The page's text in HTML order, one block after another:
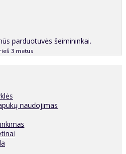
parduotuvės šeimininkai.
3 metus
naudojimas